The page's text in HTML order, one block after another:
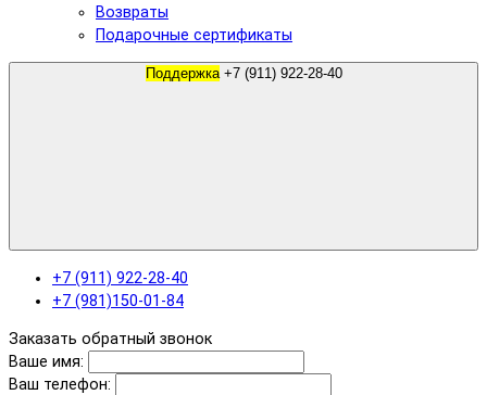
Возвраты
Подарочные сертификаты
Поддержка +7 (911) 922-28-40
+7 (911) 922-28-40
+7 (981)150-01-84
Заказать обратный звонок
Ваше имя:
Ваш телефон: